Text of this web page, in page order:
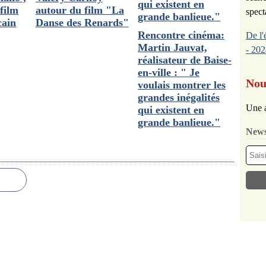
autour du film "La
Danse des Renards"
Rencontre cinéma:
Martin Jauvat,
réalisateur de Baise-
en-ville : " Je
voulais montrer les
grandes inégalités
qui existent en
grande banlieue."
De
-
Une